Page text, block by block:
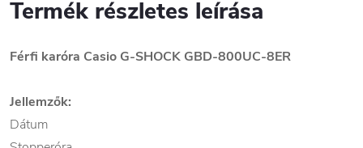
Termék részletes leírása
Férfi karóra Casio G-SHOCK GBD-800UC-8ER
Jellemzők:
Dátum